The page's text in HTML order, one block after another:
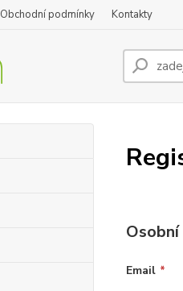
Obchodní podmínky Kontakty
Email *